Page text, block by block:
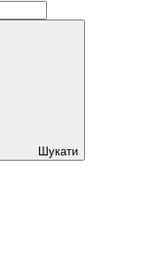
Шукати